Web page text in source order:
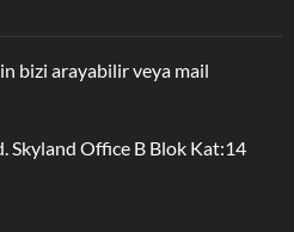
bizi arayabilir veya mail
Skyland Office B Blok Kat:14